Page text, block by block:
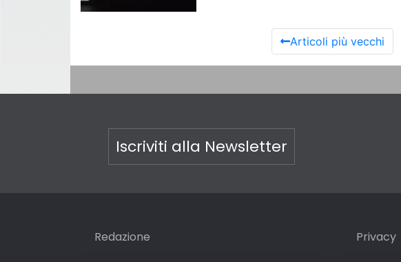
Articoli più vecchi
Iscriviti alla Newsletter
Redazione Privacy